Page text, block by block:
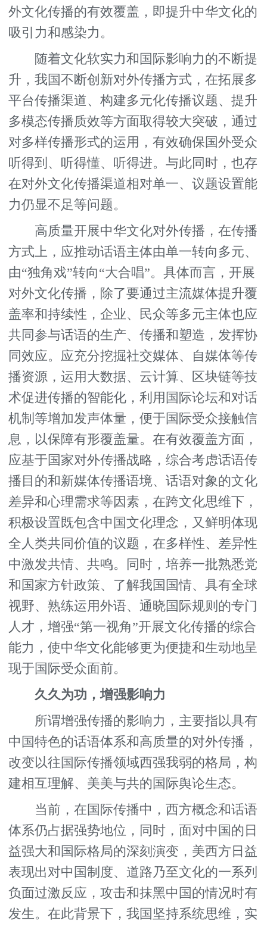
外文化传播的有效覆盖，即提升中华文化的
吸引力和感染力。
随着文化软实力和国际影响力的不断提
升，我国不断创新对外传播方式，在拓展多
平台传播渠道、构建多元化传播议题、提升
多模态传播质效等方面取得较大突破，通过
对多样传播形式的运用，有效确保国外受众
听得到、听得懂、听得进。与此同时，也存
在对外文化传播渠道相对单一、议题设置能
力仍显不足等问题。
高质量开展中华文化对外传播，在传播
方式上，应推动话语主体由单一转向多元、
由“独角戏”转向“大合唱”。具体而言，开展
对外文化传播，除了要通过主流媒体提升覆
盖率和持续性，企业、民众等多元主体也应
共同参与话语的生产、传播和塑造，发挥协
同效应。应充分挖掘社交媒体、自媒体等传
播资源，运用大数据、云计算、区块链等技
术促进传播的智能化，利用国际论坛和对话
机制等增加发声体量，便于国际受众接触信
息，以保障有形覆盖量。在有效覆盖方面，
应基于国家对外传播战略，综合考虑话语传
播目的和新媒体传播语境、话语对象的文化
差异和心理需求等因素，在跨文化思维下，
积极设置既包含中国文化理念，又鲜明体现
全人类共同价值的议题，在多样性、差异性
中激发共情、共鸣。同时，培养一批熟悉党
和国家方针政策、了解我国国情、具有全球
视野、熟练运用外语、通晓国际规则的专门
人才，增强“第一视角”开展文化传播的综合
能力，使中华文化能够更为便捷和生动地呈
现于国际受众面前。
久久为功，增强影响力
所谓增强传播的影响力，主要指以具有
中国特色的话语体系和高质量的对外传播，
改变以往国际传播领域西强我弱的格局，构
建相互理解、美美与共的国际舆论生态。
当前，在国际传播中，西方概念和话语
体系仍占据强势地位，同时，面对中国的日
益强大和国际格局的深刻演变，美西方日益
表现出对中国制度、道路乃至文化的一系列
负面过激反应，攻击和抹黑中国的情况时有
发生。在此背景下，我国坚持系统思维，实